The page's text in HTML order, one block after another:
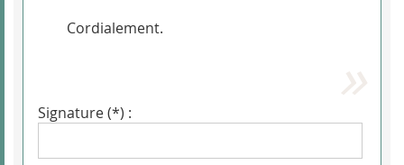
Cordialement.
Signature (*) :